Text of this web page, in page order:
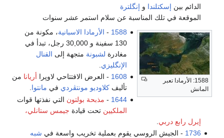
الدائم بين إسكتلندا و إنگلترة
الموقعة في تلك المناسبة عن سلام استمر عشر سنوات
1588: الأرمادا تعبر
المانش
1588
- الأرمادا الاسبانية، مكونة من
130 سفينة و 30,000 رجل، تبدأ في
مغادرة لشبونة متجهة إلى القنال
الإنگليزي
1608 - العرض الافتتاحي لاوپرا أريانا من
تأليف كلاوديو مونتڤردي في مانتوا.
1644
- مذبحة بولتون التي نفذتها قوات
الملكيين تحت قيادة جيمس ستانلي،
إيرل رابع دربي
1736 - الجيش الروسي يقوم بعملية تخريب واسعة في شبه